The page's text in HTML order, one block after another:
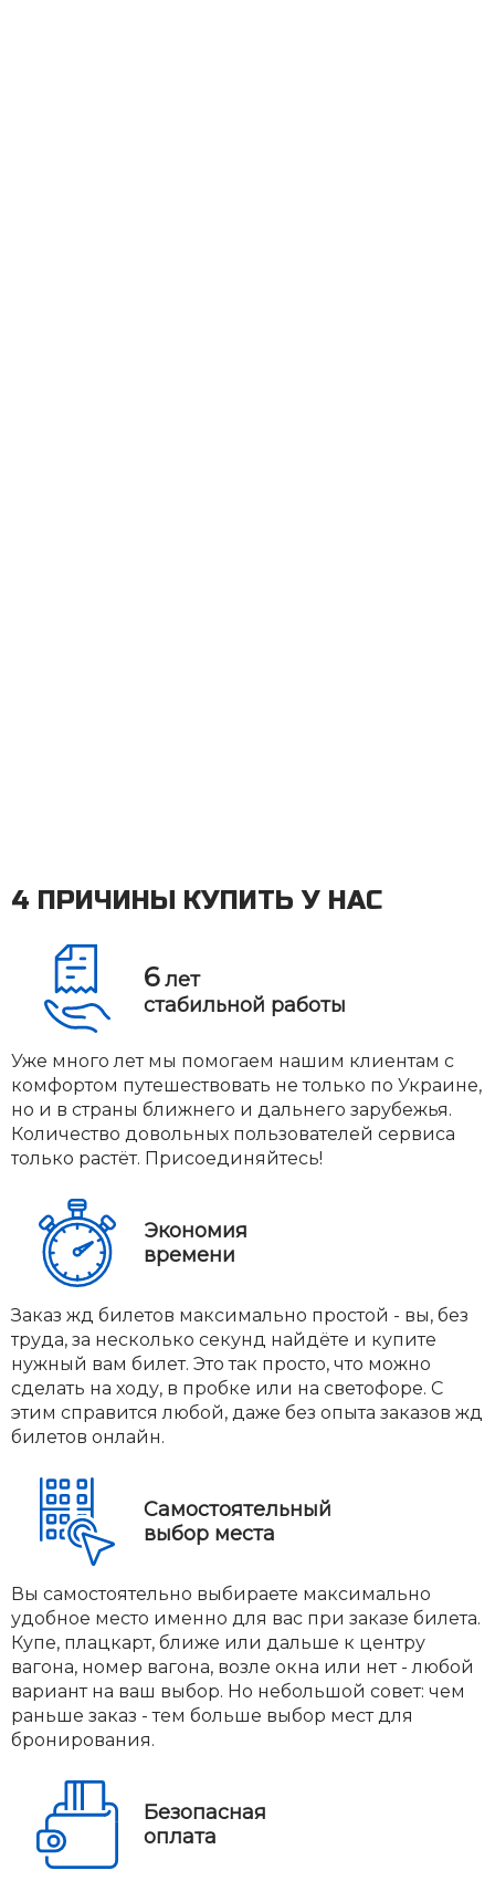
4 ПРИЧИНЫ КУПИТЬ У НАС
6лет
стабильной работы
Уже много лет мы помогаем нашим клиентам с
комфортом путешествовать не только по Украине,
но и в страны ближнего и дальнего зарубежья.
Количество довольных пользователей сервиса
только растёт. Присоединяйтесь!
Экономия
времени
Заказ жд билетов максимально простой - вы, без
труда, за несколько секунд найдёте и купите
нужный вам билет. Это так просто, что можно
сделать на ходу, в пробке или на светофоре. С
этим справится любой, даже без опыта заказов жд
билетов онлайн.
Самостоятельный
выбор места
Вы самостоятельно выбираете максимально
удобное место именно для вас при заказе билета.
Купе, плацкарт, ближе или дальше к центру
вагона, номер вагона, возле окна или нет - любой
вариант на ваш выбор. Но небольшой совет: чем
раньше заказ - тем больше выбор мест для
бронирования.
Безопасная
оплата